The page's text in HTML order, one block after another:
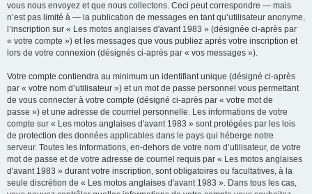
vous nous envoyez et que nous collectons. Ceci peut correspondre — mais
n’est pas limité à — la publication de messages en tant qu’utilisateur anonyme,
l’inscription sur « Les motos anglaises d'avant 1983 » (désignée ci-après par
« votre compte ») et les messages que vous publiez après votre inscription et
lors de votre connexion (désignés ci-après par « vos messages »).
Votre compte contiendra au minimum un identifiant unique (désigné ci-après
par « votre nom d’utilisateur ») et un mot de passe personnel vous permettant
de vous connecter à votre compte (désigné ci-après par « votre mot de
passe ») et une adresse de courriel personnelle. Les informations de votre
compte sur « Les motos anglaises d'avant 1983 » sont protégées par les lois
de protection des données applicables dans le pays qui héberge notre
serveur. Toutes les informations, en-dehors de votre nom d’utilisateur, de votre
mot de passe et de votre adresse de courriel requis par « Les motos anglaises
d'avant 1983 » durant votre inscription, sont obligatoires ou facultatives, à la
seule discrétion de « Les motos anglaises d'avant 1983 ». Dans tous les cas,